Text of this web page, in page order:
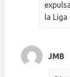
la Liga
JMB